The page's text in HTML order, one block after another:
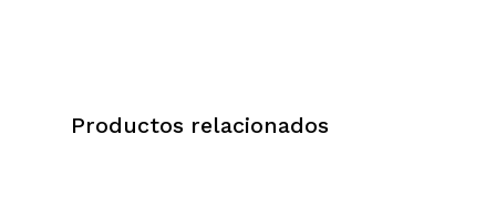
Productos relacionados